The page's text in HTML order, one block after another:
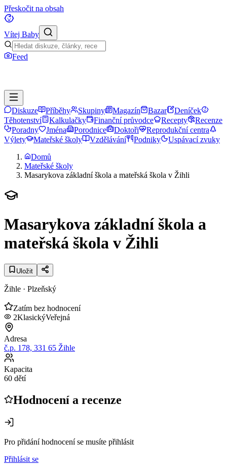
Přeskočit na obsah
Vítej Baby
Feed
Diskuze Příběhy Skupiny Magazín Bazar
Deníček
Těhotenství
Kalkulačky Finanční průvodce Recepty
Recenze
Poradny
Jména Porodnice Doktoři
Reprodukční centra
Výlety
Mateřské školy Vzdělávání Podniky
Uspávací zvuky
Domů
Mateřské školy
Masarykova základní škola a mateřská škola v Žihli
Masarykova základní škola a
mateřská škola v Žihli
Uložit
Žihle · Plzeňský
Zatím bez hodnocení
2KlasickýVeřejná
Adresa
č.p. 178, 331 65 Žihle
Kapacita
60 dětí
Hodnocení a recenze
Pro přidání hodnocení se musíte přihlásit
Přihlásit se